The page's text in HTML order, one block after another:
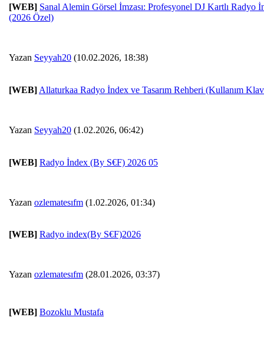
[WEB] Sanal Alemin Görsel İmzası: Profesyonel DJ Kartlı Radyo
(2026 Özel)
Yazan Seyyah20 (10.02.2026, 18:38)
[WEB] Allaturkaa Radyo İndex ve Tasarım Rehberi (Kullanım
Yazan Seyyah20 (1.02.2026, 06:42)
[WEB] Radyo İndex (By S€F) 2026 05
Yazan ozlematesıfm (1.02.2026, 01:34)
[WEB] Radyo index(By S€F)2026
Yazan ozlematesıfm (28.01.2026, 03:37)
[WEB] Bozoklu Mustafa